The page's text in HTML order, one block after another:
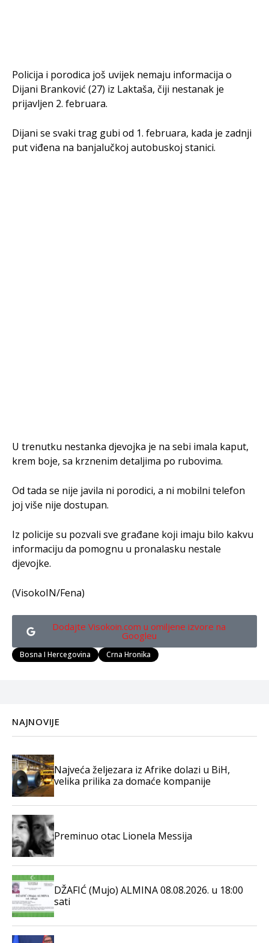
Policija i porodica još uvijek nemaju informacija o
Dijani Branković (27) iz Laktaša, čiji nestanak je
prijavljen 2. februara.
Dijani se svaki trag gubi od 1. februara, kada je zadnji
put viđena na banjalučkoj autobuskoj stanici.
U trenutku nestanka djevojka je na sebi imala kaput,
krem boje, sa krznenim detaljima po rubovima.
Od tada se nije javila ni porodici, a ni mobilni telefon
joj više nije dostupan.
Iz policije su pozvali sve građane koji imaju bilo kakvu
informaciju da pomognu u pronalasku nestale
djevojke.
(VisokoIN/Fena)
Dodajte Visokoin.com u omiljene izvore na
Googleu
Bosna I Hercegovina Crna Hronika
NAJNOVIJE
Najveća željezara iz Afrike dolazi u BiH,
velika prilika za domaće kompanije
Preminuo otac Lionela Messija
DŽAFIĆ (Mujo) ALMINA 08.08.2026. u 18:00
sati